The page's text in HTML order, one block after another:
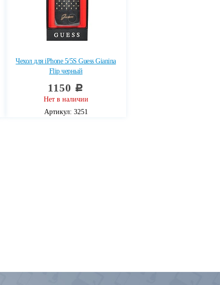
Чехол для iPhone 5/5S Guess Gianina
Flip черный
1150 c
Нет в наличии
Артикул: 3251